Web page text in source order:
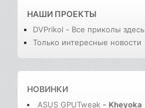
НАШИ ПРОЕКТЫ
DVPrikol - Все приколы здесь
Только интересные новости
НОВИНКИ
ASUS GPUTweak - Kheyoka